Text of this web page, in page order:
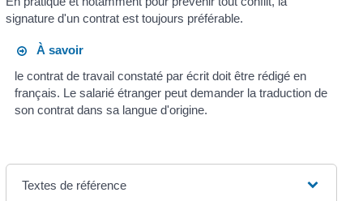
signature d'un contrat est toujours préférable.
À savoir
le contrat de travail constaté par écrit doit être rédigé en
français. Le salarié étranger peut demander la traduction de
son contrat dans sa langue d'origine.
Textes de référence